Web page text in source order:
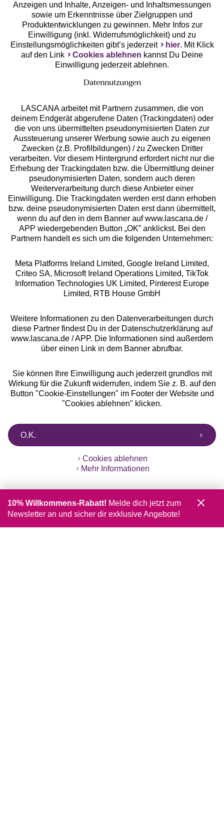
Unsere Apps
Services
Beratung
Über uns
Rechtliches
Alle Preise inkl. MwSt., zzgl.
Versandkosten
** Bonität vorausgesetzt, berechtigt zur Bonitätsprüfung
Anzeigen und Inhalte, Anzeigen- und Inhaltsmessungen
sowie um Erkenntnisse über Zielgruppen und
Produktentwicklungen zu gewinnen. Mehr Infos zur
Einwilligung (inkl. Widerrufsmöglichkeit) und zu
Einstellungsmöglichkeiten gibt’s jederzeit
hier. Mit Klick
auf den Link
Cookies ablehnen kannst Du Deine
Einwilligung jederzeit ablehnen.
Datennutzungen
LASCANA arbeitet mit Partnern zusammen, die von
deinem Endgerät abgerufene Daten (Trackingdaten) oder
die von uns übermittelten pseudonymisierten Daten zur
Aussteuerung unserer Werbung sowie auch zu eigenen
Zwecken (z.B. Profilbildungen) / zu Zwecken Dritter
verarbeiten. Vor diesem Hintergrund erfordert nicht nur die
Erhebung der Trackingdaten bzw. die Übermittlung deiner
pseudonymisierten Daten, sondern auch deren
Weiterverarbeitung durch diese Anbieter einer
Einwilligung. Die Trackingdaten werden erst dann erhoben
bzw. deine pseudonymisierten Daten erst dann übermittelt,
wenn du auf den in dem Banner auf www.lascana.de /
APP wiedergebenden Button „OK” anklickst. Bei den
Partnern handelt es sich um die folgenden Unternehmen:
Meta Platforms Ireland Limited, Google Ireland Limited,
Criteo SA, Microsoft Ireland Operations Limited, TikTok
Information Technologies UK Limited, Pinterest Europe
Limited, RTB House GmbH
Weitere Informationen zu den Datenverarbeitungen durch
diese Partner findest Du in der Datenschutzerklärung auf
www.lascana.de / APP. Die Informationen sind außerdem
über einen Link in dem Banner abrufbar.
Sie können Ihre Einwilligung auch jederzeit grundlos mit
Wirkung für die Zukunft widerrufen, indem Sie z. B. auf den
Button "Cookie-Einstellungen" im Footer der Website und
"Cookies ablehnen" klicken.
O.K.
Cookies ablehnen
Mehr Informationen
10% Willkommens-Rabatt! Melde dich jetzt zum
Newsletter an und sicher dir exklusive Angebote!